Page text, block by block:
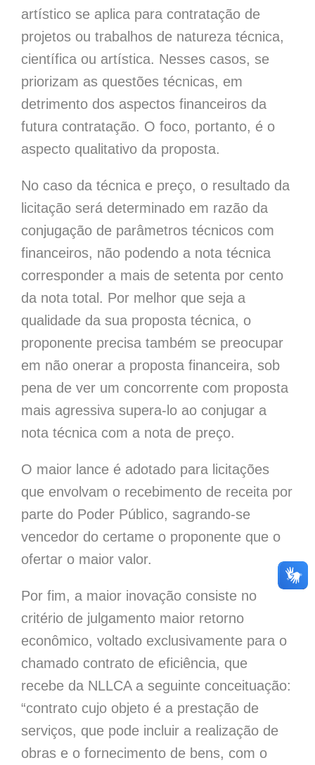
artístico se aplica para contratação de
projetos ou trabalhos de natureza técnica,
científica ou artística. Nesses casos, se
priorizam as questões técnicas, em
detrimento dos aspectos financeiros da
futura contratação. O foco, portanto, é o
aspecto qualitativo da proposta.
No caso da técnica e preço, o resultado da
licitação será determinado em razão da
conjugação de parâmetros técnicos com
financeiros, não podendo a nota técnica
corresponder a mais de setenta por cento
da nota total. Por melhor que seja a
qualidade da sua proposta técnica, o
proponente precisa também se preocupar
em não onerar a proposta financeira, sob
pena de ver um concorrente com proposta
mais agressiva supera-lo ao conjugar a
nota técnica com a nota de preço.
O maior lance é adotado para licitações
que envolvam o recebimento de receita por
parte do Poder Público, sagrando-se
vencedor do certame o proponente que o
ofertar o maior valor.
Por fim, a maior inovação consiste no
critério de julgamento maior retorno
econômico, voltado exclusivamente para o
chamado contrato de eficiência, que
recebe da NLLCA a seguinte conceituação:
“contrato cujo objeto é a prestação de
serviços, que pode incluir a realização de
obras e o fornecimento de bens, com o